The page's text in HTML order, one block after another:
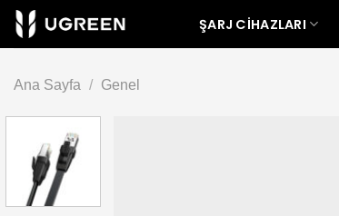
İçeriğe
atla
ŞARJ CIHAZLARI
Ana Sayfa / Genel